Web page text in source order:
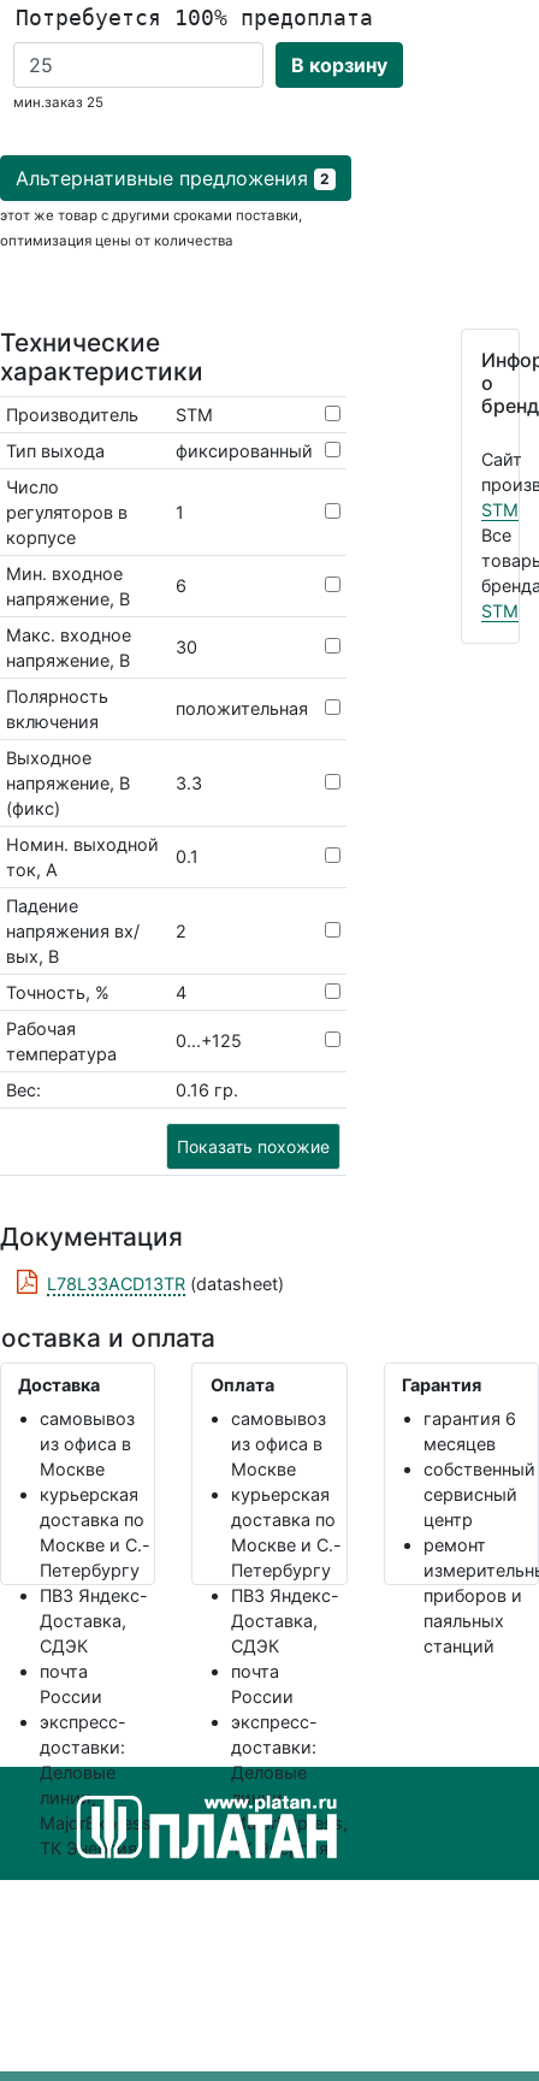
Потребуется 100% предоплата
В корзину
мин.заказ 25
Альтернативные предложения 2
этот же товар с другими сроками поставки,
оптимизация цены от количества
Технические
характеристики
Производитель
STM
Тип выхода
фиксированный
Число
регуляторов в
корпусе
1
Мин. входное
напряжение, В
6
Макс. входное
напряжение, В
30
Полярность
включения
положительная
Выходное
напряжение, В
(фикс)
3.3
Номин. выходной
ток, А
0.1
Падение
напряжения вх/
вых, В
2
Точность, %
4
Рабочая
температура
0...+125
Вес: 0.16 гр.
Показать похожие
о
Сайт
STM
Все
STM
Документация
L78L33ACD13TR (datasheet)
и оплата
Доставка
самовывоз
из офиса в
Москве
курьерская
доставка по
Москве и С.-
Петербургу
ПВЗ Яндекс-
Доставка,
СДЭК
почта
России
экспресс-
доставки:
Деловые
линии,
MajorExpress,
ТК Энергия
Оплата
самовывоз
из офиса в
Москве
курьерская
доставка по
Москве и С.-
Петербургу
ПВЗ Яндекс-
Доставка,
СДЭК
почта
России
экспресс-
доставки:
Деловые
линии,
MajorExpress,
ТК Энергия
Гарантия
гарантия 6
месяцев
собственный
сервисный
центр
ремонт
приборов и
паяльных
станций